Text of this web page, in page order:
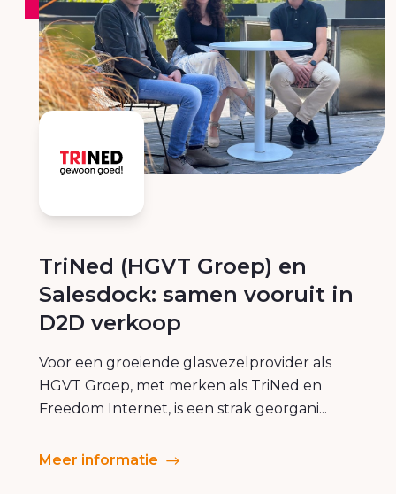
TriNed (HGVT Groep) en
Salesdock: samen vooruit in
D2D verkoop
Voor een groeiende glasvezelprovider als
HGVT Groep, met merken als TriNed en
Freedom Internet, is een strak georgani...
Meer informatie